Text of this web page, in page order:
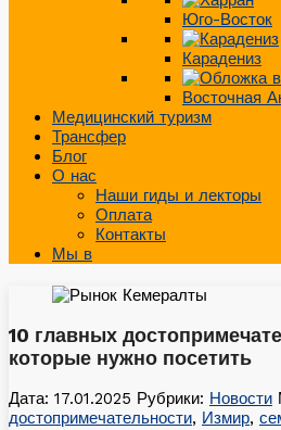
Юго-Восток
Карадениз
Восточная
Медицинский туризм
Трансфер
Блог
О нас
Наши гиды и лекторы
Оплата
Контакты
Мы в
10 главных
которые нужно посетить
Дата: 17.01.2025 Рубрики: Новости
достопримечательности, Измир,